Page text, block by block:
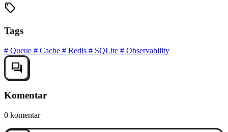
sell
Tags
# Queue # Cache # Redis # SQLite # Observability
forum
Komentar
0 komentar